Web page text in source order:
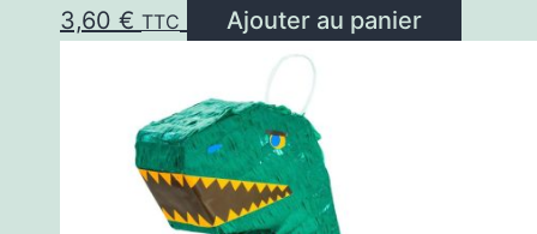
3,60 € TTC Ajouter au panier